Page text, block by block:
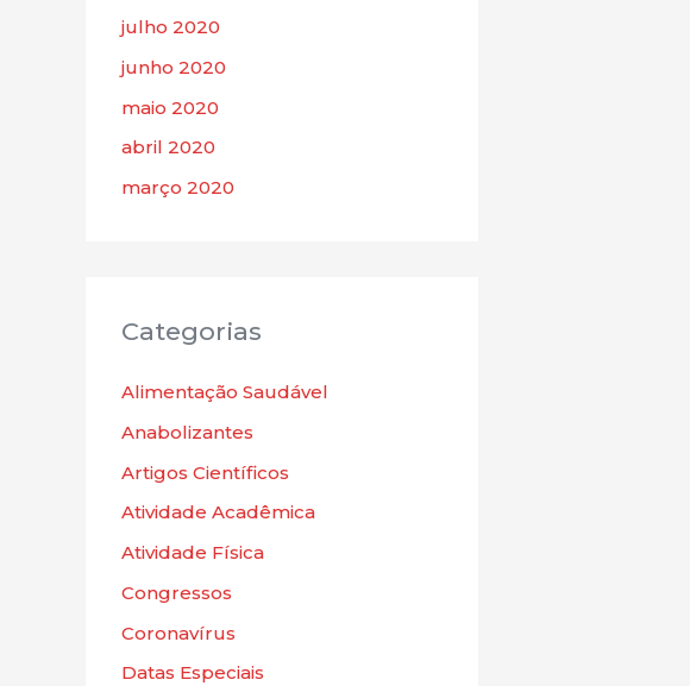
julho 2020
junho 2020
maio 2020
abril 2020
março 2020
Categorias
Alimentação Saudável
Anabolizantes
Artigos Científicos
Atividade Acadêmica
Atividade Física
Congressos
Coronavírus
Datas Especiais